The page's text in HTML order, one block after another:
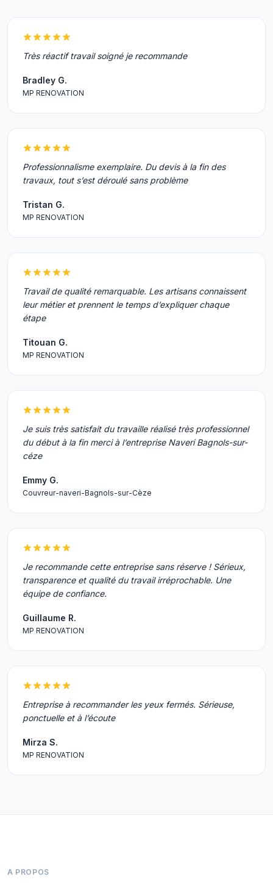
Très réactif travail soigné je recommande
Bradley G.
MP RENOVATION
Professionnalisme exemplaire. Du devis à la fin des
travaux, tout s’est déroulé sans problème
Tristan G.
MP RENOVATION
Travail de qualité remarquable. Les artisans connaissent
leur métier et prennent le temps d’expliquer chaque
étape
Titouan G.
MP RENOVATION
Je suis très satisfait du travaille réalisé très professionnel
du début à la fin merci à l’entreprise Naveri Bagnols-sur-
céze
Emmy G.
Couvreur-naveri-Bagnols-sur-Cèze
Je recommande cette entreprise sans réserve ! Sérieux,
transparence et qualité du travail irréprochable. Une
équipe de confiance.
Guillaume R.
MP RENOVATION
Entreprise à recommander les yeux fermés. Sérieuse,
ponctuelle et à l’écoute
Mirza S.
MP RENOVATION
A PROPOS